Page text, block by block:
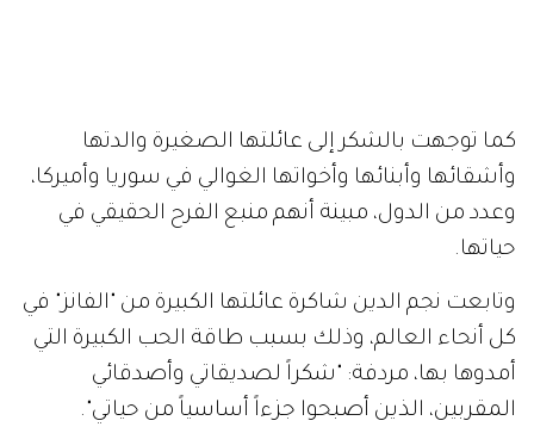
كما توجهت بالشكر إلى عائلتها الصغيرة والدتها
وأشقائها وأبنائها وأخواتها الغوالي في سوريا وأميركا،
وعدد من الدول، مبينة أنهم منبع الفرح الحقيقي في
حياتها.
وتابعت نجم الدين شاكرة عائلتها الكبيرة من "الفانز" في
كل أنحاء العالم، وذلك بسبب طاقة الحب الكبيرة التي
أمدوها بها، مردفة: "شكراً لصديقاتي وأصدقائي
المقربين، الذين أصبحوا جزءاً أساسياً من حياتي".